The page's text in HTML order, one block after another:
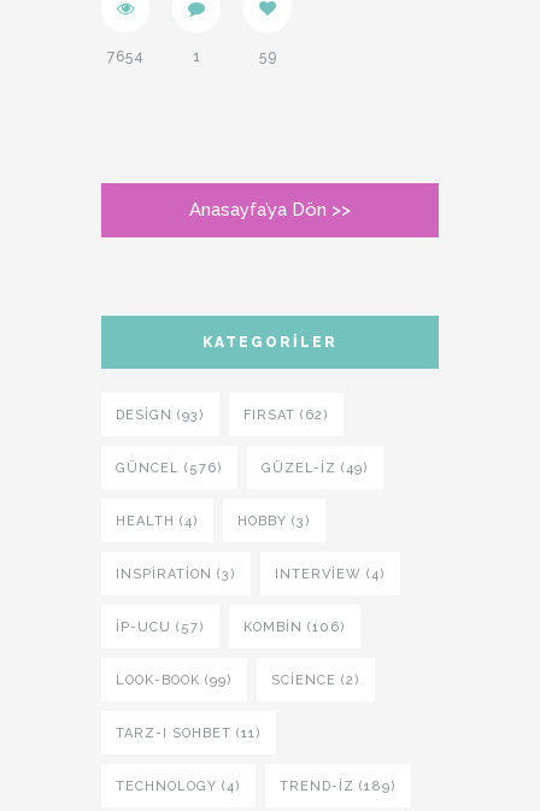
7654 1 59
Anasayfa’ya Dön >>
KATEGORILER
DESIGN (93) FIRSAT (62)
GÜNCEL (576) GÜZEL-IZ (49)
HEALTH (4) HOBBY (3)
INSPIRATION (3) INTERVIEW (4)
İP-UCU (57) KOMBIN (106)
LOOK-BOOK (99) SCIENCE (2)
TARZ-I SOHBET (11)
TECHNOLOGY (4) TREND-IZ (189)